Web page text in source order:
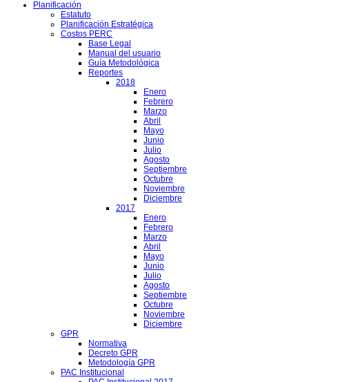
Planificación
Estatuto
Planificación Estratégica
Costos PERC
Base Legal
Manual del usuario
Guía Metodológica
Reportes
2018
Enero
Febrero
Marzo
Abril
Mayo
Junio
Julio
Agosto
Septiembre
Octubre
Noviembre
Diciembre
2017
Enero
Febrero
Marzo
Abril
Mayo
Junio
Julio
Agosto
Septiembre
Octubre
Noviembre
Diciembre
GPR
Normativa
Decreto GPR
Metodología GPR
PAC Institucional